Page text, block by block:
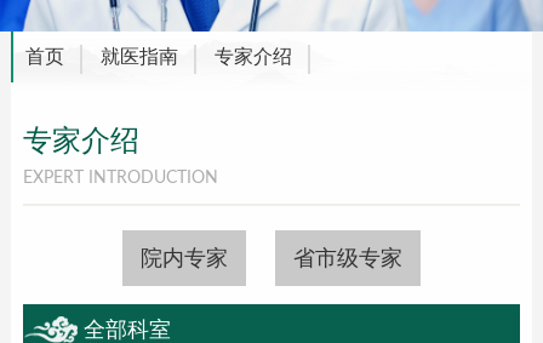
首页 就医指南 专家介绍
专家介绍
EXPERT INTRODUCTION
院内专家 省市级专家
全部科室